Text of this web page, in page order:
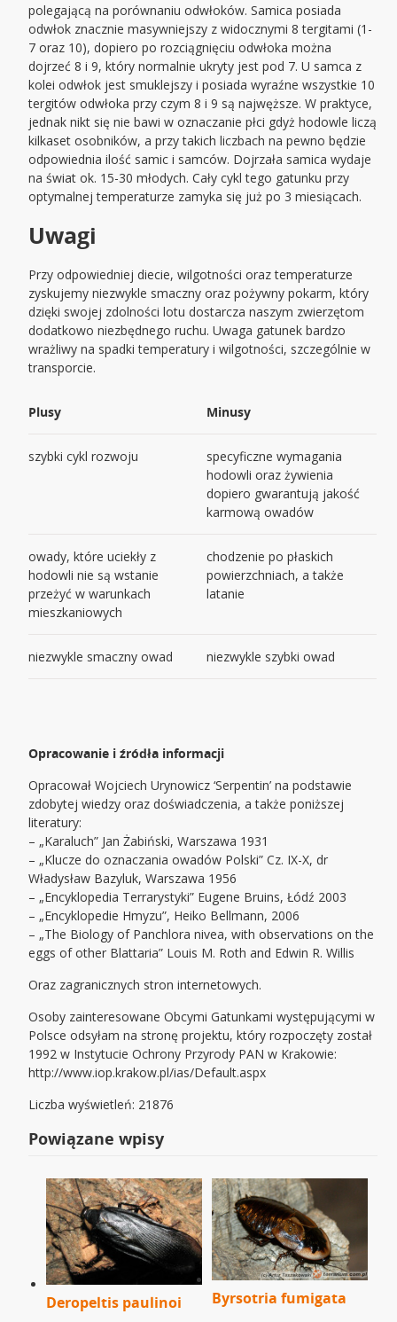
polegającą na porównaniu odwłoków. Samica posiada
odwłok znacznie masywniejszy z widocznymi 8 tergitami (1-
7 oraz 10), dopiero po rozciągnięciu odwłoka można
dojrzeć 8 i 9, który normalnie ukryty jest pod 7. U samca z
kolei odwłok jest smuklejszy i posiada wyraźne wszystkie 10
tergitów odwłoka przy czym 8 i 9 są najwęższe. W praktyce,
jednak nikt się nie bawi w oznaczanie płci gdyż hodowle liczą
kilkaset osobników, a przy takich liczbach na pewno będzie
odpowiednia ilość samic i samców. Dojrzała samica wydaje
na świat ok. 15-30 młodych. Cały cykl tego gatunku przy
optymalnej temperaturze zamyka się już po 3 miesiącach.
Uwagi
Przy odpowiedniej diecie, wilgotności oraz temperaturze
zyskujemy niezwykle smaczny oraz pożywny pokarm, który
dzięki swojej zdolności lotu dostarcza naszym zwierzętom
dodatkowo niezbędnego ruchu. Uwaga gatunek bardzo
wrażliwy na spadki temperatury i wilgotności, szczególnie w
transporcie.
Plusy Minusy
szybki cykl rozwoju
specyficzne wymagania
hodowli oraz żywienia
dopiero gwarantują jakość
karmową owadów
owady, które uciekły z
hodowli nie są wstanie
przeżyć w warunkach
mieszkaniowych
chodzenie po płaskich
powierzchniach, a także
latanie
niezwykle smaczny owad niezwykle szybki owad
Opracowanie i źródła informacji
Opracował Wojciech Urynowicz ‘Serpentin’ na podstawie
zdobytej wiedzy oraz doświadczenia, a także poniższej
literatury:
– „Karaluch” Jan Żabiński, Warszawa 1931
– „Klucze do oznaczania owadów Polski” Cz. IX-X, dr
Władysław Bazyluk, Warszawa 1956
– „Encyklopedia Terrarystyki” Eugene Bruins, Łódź 2003
– „Encyklopedie Hmyzu”, Heiko Bellmann, 2006
– „The Biology of Panchlora nivea, with observations on the
eggs of other Blattaria” Louis M. Roth and Edwin R. Willis
Oraz zagranicznych stron internetowych.
Osoby zainteresowane Obcymi Gatunkami występującymi w
Polsce odsyłam na stronę projektu, który rozpoczęty został
1992 w Instytucie Ochrony Przyrody PAN w Krakowie:
http://www.iop.krakow.pl/ias/Default.aspx
Liczba wyświetleń: 21876
Powiązane wpisy
Deropeltis paulinoi Byrsotria fumigata